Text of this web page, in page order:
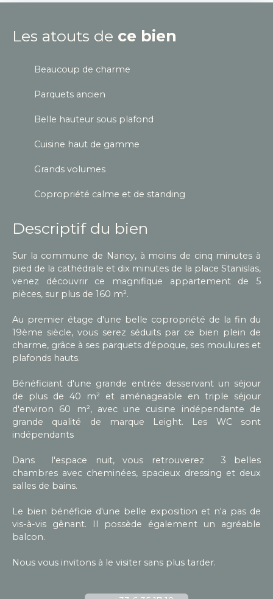
Les atouts de ce bien
Beaucoup de charme
Parquets ancien
Belle hauteur sous plafond
Cuisine haut de gamme
Grands volumes
Copropriété calme et de standing
Descriptif du bien
Sur la commune de Nancy, à moins de cinq minutes à
pied de la cathédrale et dix minutes de la place Stanislas,
venez découvrir ce magnifique appartement de 5
pièces, sur plus de 160 m².
Au premier étage d'une belle copropriété de la fin du
19ème siècle, vous serez séduits par ce bien plein de
charme, grâce à ses parquets d'époque, ses moulures et
plafonds hauts.
Bénéficiant d'une grande entrée desservant un séjour
de plus de 40 m² et aménageable en triple séjour
d'environ 60 m², avec une cuisine indépendante de
grande qualité de marque Leight. Les WC sont
indépendants
Dans l'espace nuit, vous retrouverez 3 belles
chambres avec cheminées, spacieux dressing et deux
salles de bains.
Le bien bénéficie d'une belle exposition et n'a pas de
vis-à-vis gênant. Il possède également un agréable
balcon.
Nous vous invitons à le visiter sans plus tarder.